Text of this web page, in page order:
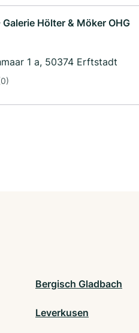
Hölter & Möker OHG
1 a, 50374 Erftstadt
Bergisch Gladbach
Leverkusen